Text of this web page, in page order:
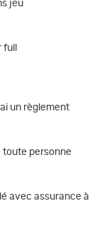
jeu
un règlement
toute personne
avec assurance à